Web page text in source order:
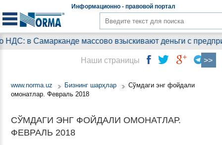
Информационно - правовой портал
в Самарканде массово взыскивают деньги с
www.norma.uz Бизнинг шарҳлар
Cўмдаги энг фойдали
омонатлар. Февраль 2018
CЎМДАГИ ЭНГ ФОЙДАЛИ ОМОНАТЛАР.
ФЕВРАЛЬ 2018
Наши страницы